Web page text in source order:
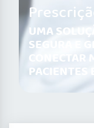
UMA
SEGURA E
CONECTAR
PACIENTES